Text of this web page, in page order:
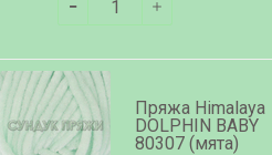
Пряжа Himalaya
DOLPHIN BABY
80307 (мята)